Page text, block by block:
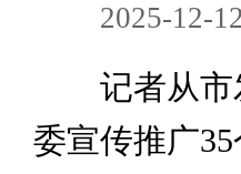
2025-12-
记者从市
委宣传推广